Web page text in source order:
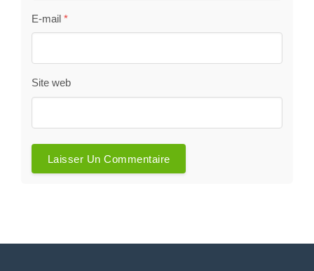
E-mail *
Site web